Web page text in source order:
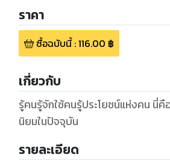
ราคา
ซื้อฉบับนี้:116.00 ฿
เกี่ยวกับ
รู้คนรู้จักใช้คนรู้ประโยชน์แห่งคน นี่
นิยมในปัจจุบัน
รายละเอียด